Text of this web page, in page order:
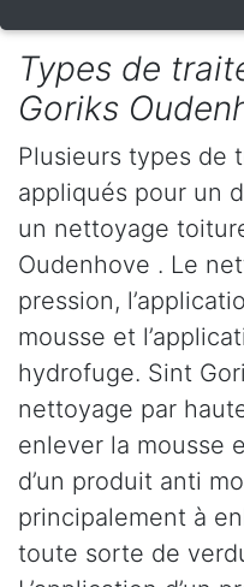
Types de
Goriks
Plusieurs types de
appliqués pour un
un nettoyage
Oudenhove . Le
pression,
mousse et
hydrofuge. Sint
nettoyage par
enlever la mousse
d’un produit anti
principalement à
toute sorte de